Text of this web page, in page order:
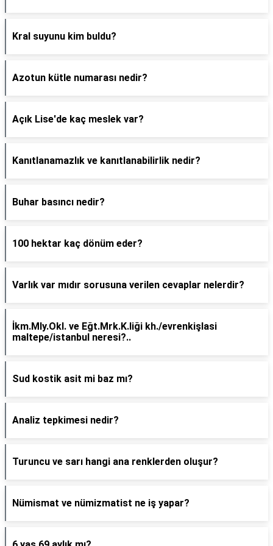
Kral suyunu kim buldu?
Azotun kütle numarası nedir?
Açık Lise'de kaç meslek var?
Kanıtlanamazlık ve kanıtlanabilirlik nedir?
Buhar basıncı nedir?
100 hektar kaç dönüm eder?
Varlık var mıdır sorusuna verilen cevaplar nelerdir?
İkm.Mly.Okl. ve Eğt.Mrk.K.liği kh./evrenkişlasi
maltepe/istanbul neresi?..
Sud kostik asit mi baz mı?
Analiz tepkimesi nedir?
Turuncu ve sarı hangi ana renklerden oluşur?
Nümismat ve nümizmatist ne iş yapar?